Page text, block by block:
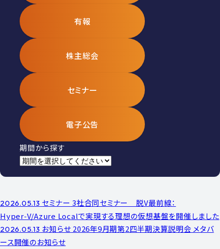
有報
株主総会
セミナー
電子公告
期間から探す
2026.05.13 セミナー 3社合同セミナー 脱V最前線：
Hyper‑V/Azure Localで実現する理想の仮想基盤を開催しました
2026.05.13 お知らせ 2026年9月期第2四半期決算説明会 メタバ
ース開催のお知らせ